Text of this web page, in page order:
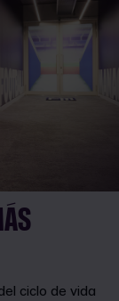
ciclo de vida